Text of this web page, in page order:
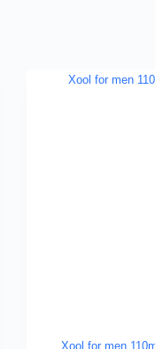
Xool for men